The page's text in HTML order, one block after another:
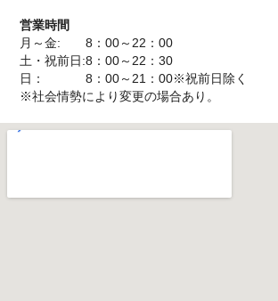
営業時間
月～金: 8：00～22：00
土・祝前日:8：00～22：30
日： 8：00～21：00※祝前日除く
※社会情勢により変更の場合あり。